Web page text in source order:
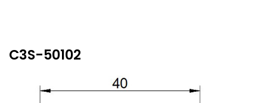
C3S-50102